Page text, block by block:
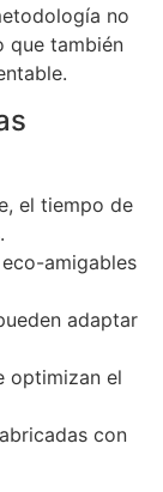
no
que también
el tiempo de
amigables
adaptar
optimizan el
con